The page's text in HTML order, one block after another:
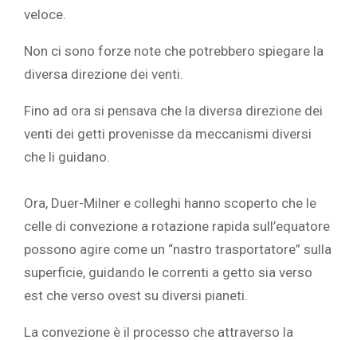
veloce.
Non ci sono forze note che potrebbero spiegare la
diversa direzione dei venti.
Fino ad ora si pensava che la diversa direzione dei
venti dei getti provenisse da meccanismi diversi
che li guidano.
Ora, Duer-Milner e colleghi hanno scoperto che le
celle di convezione a rotazione rapida sull’equatore
possono agire come un “nastro trasportatore” sulla
superficie, guidando le correnti a getto sia verso
est che verso ovest su diversi pianeti.
La convezione è il processo che attraverso la